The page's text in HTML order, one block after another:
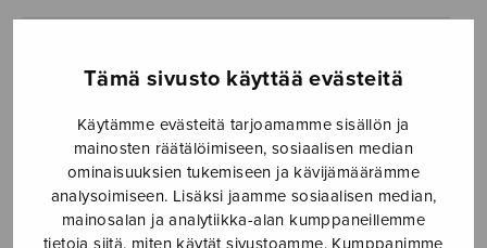
Tämä sivusto käyttää evästeitä
Käytämme evästeitä tarjoamamme sisällön ja
mainosten räätälöimiseen, sosiaalisen median
ominaisuuksien tukemiseen ja kävijämäärämme
analysoimiseen. Lisäksi jaamme sosiaalisen median,
mainosalan ja analytiikka-alan kumppaneillemme
tietoja siitä, miten käytät sivustoamme. Kumppanimme
SOITINKOULUT JA OPPAAT
SOITINMUSIIKKI